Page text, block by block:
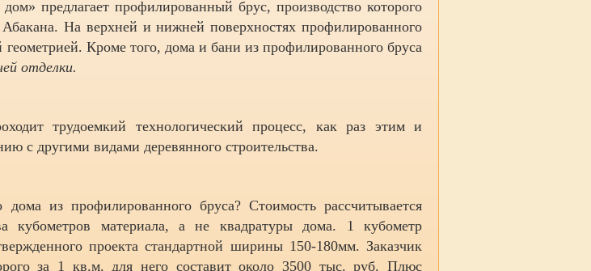
предлагает профилированный брус, производство которого
На верхней и нижней поверхностях профилированного
Кроме того, дома и бани из профилированного бруса
отделки.
трудоемкий технологический процесс, как раз этим и
с другими видами деревянного строительства.
дома из профилированного бруса? Стоимость рассчитывается
кубометров материала, а не квадратуры дома. 1 кубометр
проекта стандартной ширины 150-180мм. Заказчик
за 1 кв.м. для него составит около 3500 тыс. руб. Плюс